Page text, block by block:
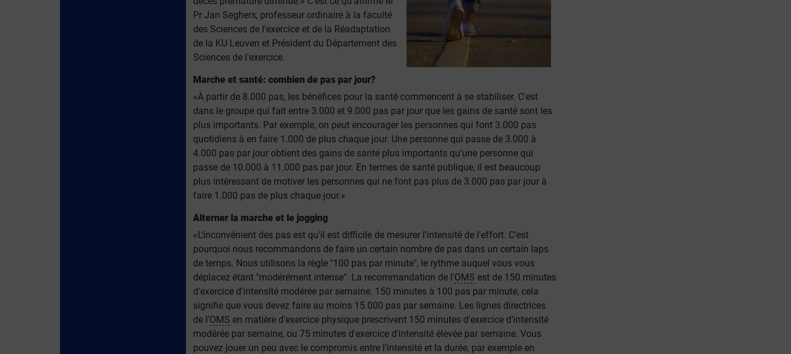
Pr Jan Seghers, professeur ordinaire à la faculté
des Sciences de l'exercice et de la Réadaptation
de la KU Leuven et Président du Département des
Sciences de l'exercice.
Marche et santé: combien de pas par jour?
«À partir de 8.000 pas, les bénéfices pour la santé commencent à se stabiliser. C'est
dans le groupe qui fait entre 3.000 et 9.000 pas par jour que les gains de santé sont les
plus importants. Par exemple, on peut encourager les personnes qui font 3.000 pas
quotidiens à en faire 1.000 de plus chaque jour. Une personne qui passe de 3.000 à
4.000 pas par jour obtient des gains de santé plus importants qu'une personne qui
passe de 10.000 à 11.000 pas par jour. En termes de santé publique, il est beaucoup
plus intéressant de motiver les personnes qui ne font pas plus de 3.000 pas par jour à
faire 1.000 pas de plus chaque jour.»
Alterner la marche et le jogging
«L'inconvénient des pas est qu'il est difficile de mesurer l'intensité de l'effort. C'est
pourquoi nous recommandons de faire un certain nombre de pas dans un certain laps
de temps. Nous utilisons la règle "100 pas par minute", le rythme auquel vous vous
déplacez étant "modérément intense". La recommandation de l'OMS est de 150 minutes
d'exercice d'intensité modérée par semaine. 150 minutes à 100 pas par minute, cela
signifie que vous devez faire au moins 15.000 pas par semaine. Les lignes directrices
de l'OMS en matière d'exercice physique prescrivent 150 minutes d'exercice d'intensité
modérée par semaine, ou 75 minutes d'exercice d'intensité élevée par semaine. Vous
pouvez jouer un peu avec le compromis entre l'intensité et la durée, par exemple en